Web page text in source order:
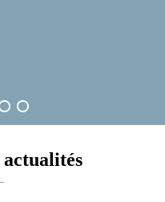
actualités